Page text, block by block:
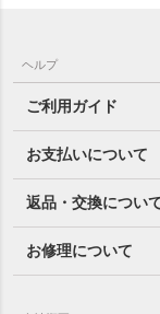
ヘルプ
ご利用ガイド
お支払いについて
返品・交換につい
お修理について